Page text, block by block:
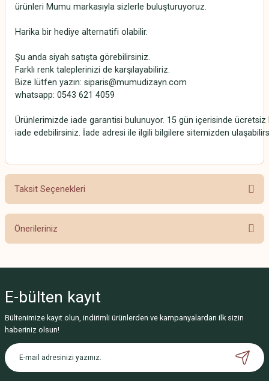
ürünleri Mumu markasıyla sizlerle buluşturuyoruz.
Harika bir hediye alternatifi olabilir.
Şu anda siyah satışta görebilirsiniz.
Farklı renk taleplerinizi de karşılayabiliriz.
Bize lütfen yazın: siparis@mumudizayn.com
whatsapp: 0543 621 4059
Ürünlerimizde iade garantisi bulunuyor. 15 gün içerisinde ücretsiz
iade edebilirsiniz. İade adresi ile ilgili bilgilere sitemizden
Taksit Seçenekleri
Önerileriniz
Görüş ve önerileriniz için teşekkür ederiz.
Ürün resmi kalitesiz, bozuk veya görüntülenemiyor.
Ürün açıklamasında eksik bilgiler bulunuyor.
Ürün bilgilerinde hatalar bulunuyor.
E-bülten kayıt
Bültenimize kayıt olun, indirimli ürünlerden ve kampanyalardan ilk sizin
haberiniz olsun!